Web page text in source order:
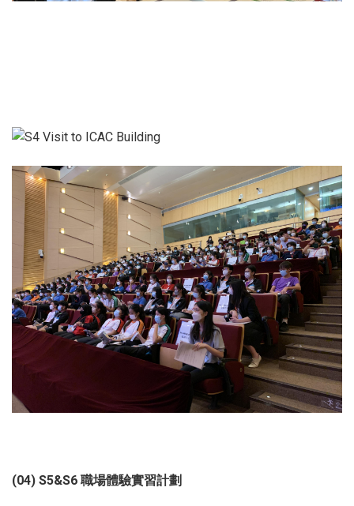
(04) S5&S6 職場體驗實習計劃